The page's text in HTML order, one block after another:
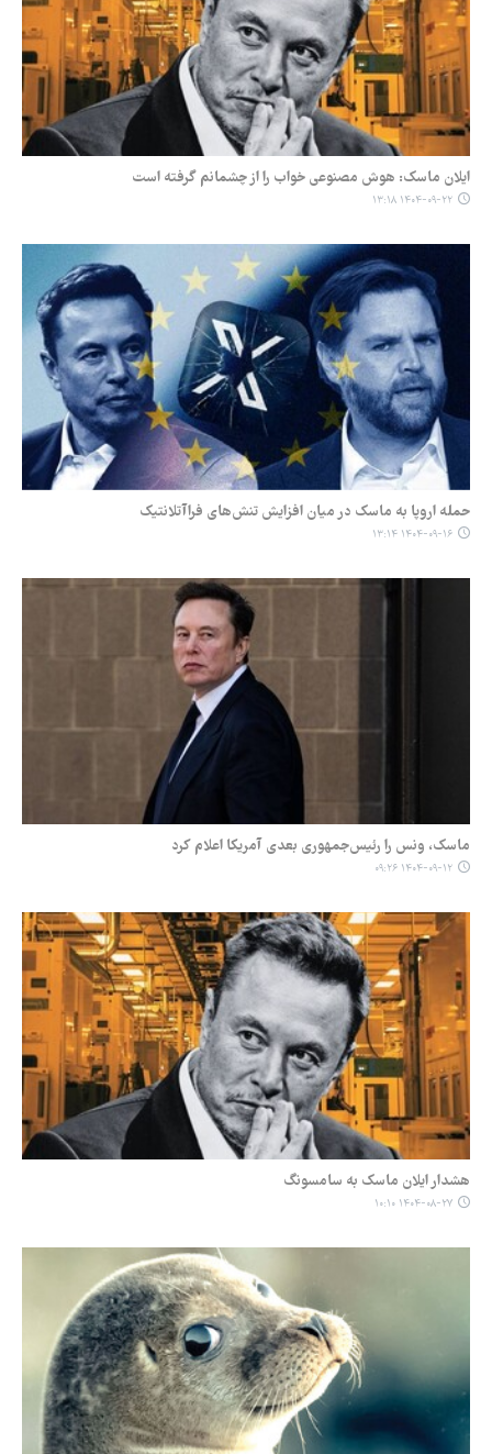
ایلان ماسک: هوش مصنوعی خواب را از چشمانم گرفته است
۱۴۰۴-۰۹-۲۲ ۱۳:۱۸
حمله اروپا به ماسک در میان افزایش تنش‌های فراآتلانتیک
۱۴۰۴-۰۹-۱۶ ۱۳:۱۴
ماسک، ونس را رئیس‌جمهوری بعدی آمریکا اعلام کرد
۱۴۰۴-۰۹-۱۲ ۰۹:۲۶
هشدار ایلان ماسک به سامسونگ
۱۴۰۴-۰۸-۲۷ ۱۰:۱۰